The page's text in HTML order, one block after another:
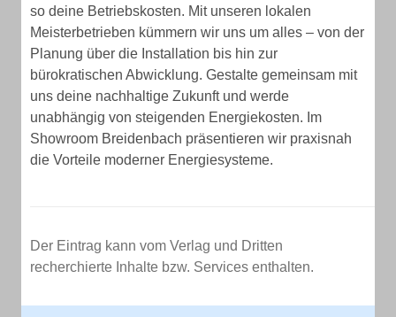
so deine Betriebskosten. Mit unseren lokalen
Meisterbetrieben kümmern wir uns um alles – von der
Planung über die Installation bis hin zur
bürokratischen Abwicklung. Gestalte gemeinsam mit
uns deine nachhaltige Zukunft und werde
unabhängig von steigenden Energiekosten. Im
Showroom Breidenbach präsentieren wir praxisnah
die Vorteile moderner Energiesysteme.
Der Eintrag kann vom Verlag und Dritten
recherchierte Inhalte bzw. Services enthalten.